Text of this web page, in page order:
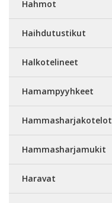
Hahmot
Haihdutustikut
Halkotelineet
Hamampyyhkeet
Hammasharjakotelot
Hammasharjamukit
Haravat